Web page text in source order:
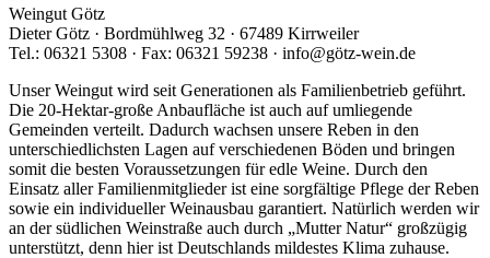
Weingut Götz
Dieter Götz · Bordmühlweg 32 · 67489 Kirrweiler
Tel.: 06321 5308 · Fax: 06321 59238 · info@götz-wein.de
Unser Weingut wird seit Generationen als Familienbetrieb geführt.
Die 20-Hektar-große Anbaufläche ist auch auf umliegende
Gemeinden verteilt. Dadurch wachsen unsere Reben in den
unterschiedlichsten Lagen auf verschiedenen Böden und bringen
somit die besten Voraussetzungen für edle Weine. Durch den
Einsatz aller Familienmitglieder ist eine sorgfältige Pflege der Reben
sowie ein individueller Weinausbau garantiert. Natürlich werden wir
an der südlichen Weinstraße auch durch „Mutter Natur“ großzügig
unterstützt, denn hier ist Deutschlands mildestes Klima zuhause.